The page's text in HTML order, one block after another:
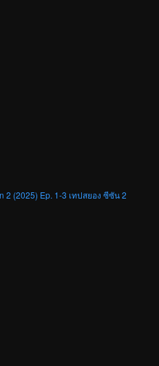
2 (2025) Ep. 1-3 เทปสยอง ซีซัน 2